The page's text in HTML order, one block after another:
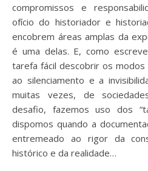
compromissos e
ofício do historiador e
encobrem áreas amplas da
é uma delas. E, como
tarefa fácil descobrir os
ao silenciamento e a
muitas vezes, de
desafio, fazemos uso dos
dispomos quando a
entremeado ao rigor da
histórico e da realidade…